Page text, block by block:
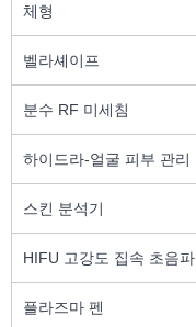
체형
벨라셰이프
분수 RF 미세침
하이드라-얼굴 피부 관리
스킨 분석기
HIFU 고강도 집속 초음파
플라즈마 펜